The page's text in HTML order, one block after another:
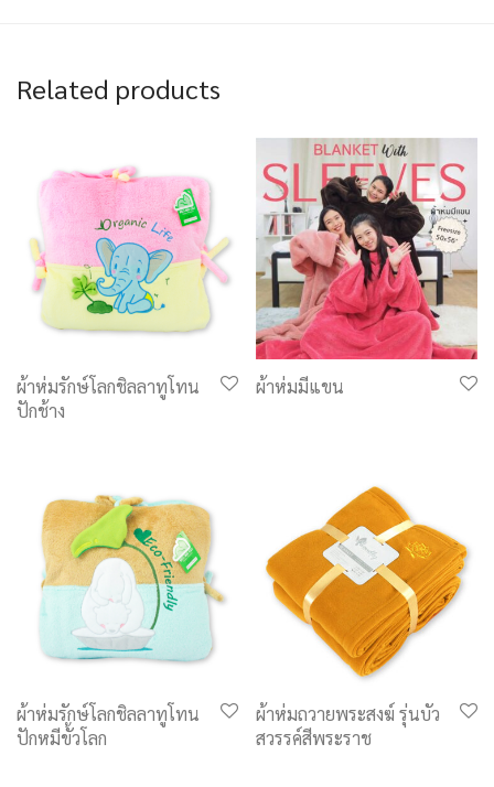
Related products
ผ้าห่มรักษ์โลกชิลลาทูโทน
ปักช้าง
ผ้าห่มมีแขน
ผ้าห่มรักษ์โลกชิลลาทูโทน
ปักหมีขั้วโลก
ผ้าห่มถวายพระสงฆ์ รุ่นบัว
สวรรค์สีพระราช